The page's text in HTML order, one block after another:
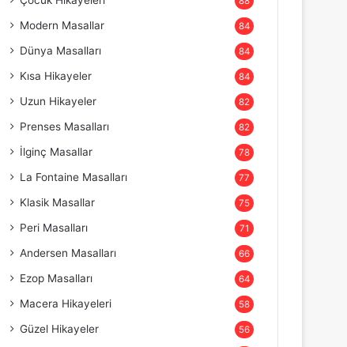
Modern Masallar 84
Dünya Masalları 84
Kısa Hikayeler 84
Uzun Hikayeler 82
Prenses Masalları 82
İlginç Masallar 78
La Fontaine Masalları 77
Klasik Masallar 75
Peri Masalları 71
Andersen Masalları 66
Ezop Masalları 64
Macera Hikayeleri 58
Güzel Hikayeler 56